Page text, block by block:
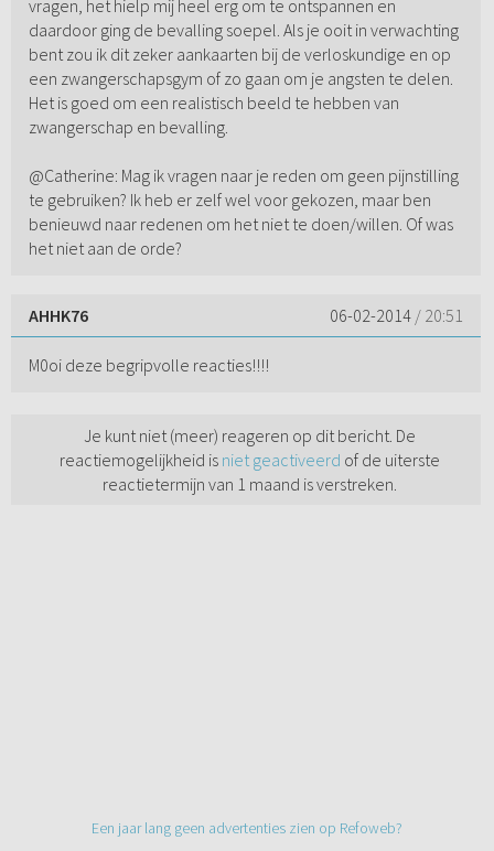
vragen, het hielp mij heel erg om te ontspannen en
daardoor ging de bevalling soepel. Als je ooit in verwachting
bent zou ik dit zeker aankaarten bij de verloskundige en op
een zwangerschapsgym of zo gaan om je angsten te delen.
Het is goed om een realistisch beeld te hebben van
zwangerschap en bevalling.
@Catherine: Mag ik vragen naar je reden om geen pijnstilling
te gebruiken? Ik heb er zelf wel voor gekozen, maar ben
benieuwd naar redenen om het niet te doen/willen. Of was
het niet aan de orde?
AHHK76 06-02-2014 / 20:51
M0oi deze begripvolle reacties!!!!
Je kunt niet (meer) reageren op dit bericht. De
reactiemogelijkheid is niet geactiveerd of de uiterste
reactietermijn van 1 maand is verstreken.
Een jaar lang geen advertenties zien op Refoweb?